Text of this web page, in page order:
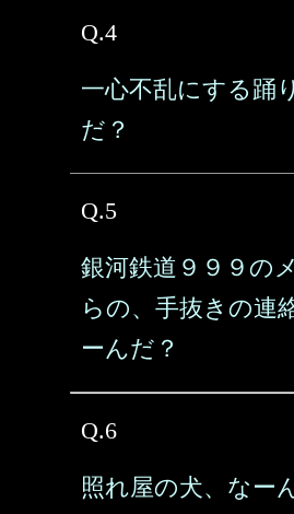
Q.4
一心不乱にする踊
だ？
Q.5
銀河鉄道９９９の
らの、手抜きの連
ーんだ？
Q.6
照れ屋の犬、なー